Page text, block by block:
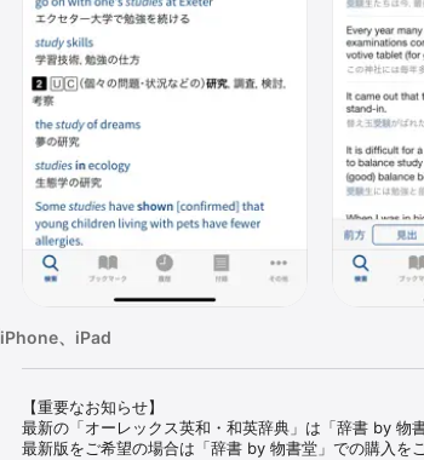
iPhone、iPad
【重要なお知らせ】
最新の「オーレックス英和・和英辞典」は「辞書 by 物
最新版をご希望の場合は「辞書 by 物書堂」での購入を